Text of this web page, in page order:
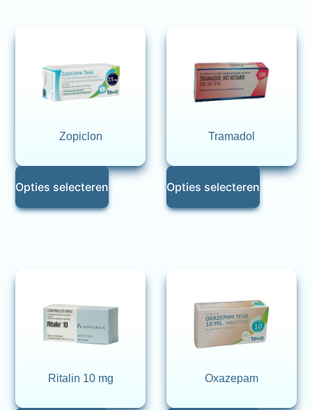
Zopiclon
Opties selecteren
Tramadol
Opties selecteren
Ritalin 10 mg Oxazepam